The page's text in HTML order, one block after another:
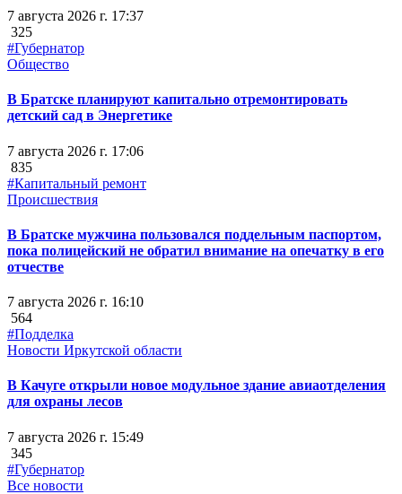
7 августа 2026 г. 17:37
325
#Губернатор
Общество
В Братске планируют капитально отремонтировать
детский сад в Энергетике
7 августа 2026 г. 17:06
835
#Капитальный ремонт
Происшествия
В Братске мужчина пользовался поддельным паспортом,
пока полицейский не обратил внимание на опечатку в его
отчестве
7 августа 2026 г. 16:10
564
#Подделка
Новости Иркутской области
В Качуге открыли новое модульное здание авиаотделения
для охраны лесов
7 августа 2026 г. 15:49
345
#Губернатор
Все новости